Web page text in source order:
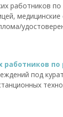
работников
по
под